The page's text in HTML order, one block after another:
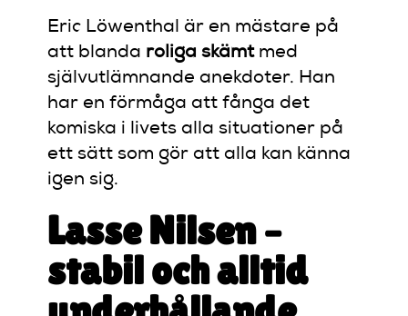
Eric Löwenthal är en mästare på
att blanda roliga skämtmed
självutlämnande anekdoter. Han
har en förmåga att fånga det
komiska i livets alla situationer på
ett sätt som gör att alla kan känna
igen sig.
Lasse Nilsen –
stabil och alltid